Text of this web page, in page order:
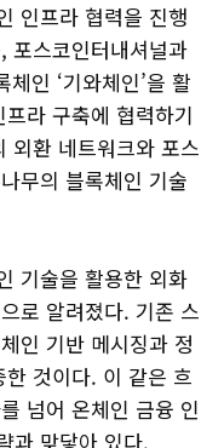
인프라 협력을 진행
포스코인터내셔널과
인 ‘기와체인’을 활
라 구축에 협력하기
외환 네트워크와 포스
무의 블록체인 기술
기술을 활용한 외화
로 알려졌다. 기존 스
인 기반 메시징과 정
것이다. 이 같은 흐
넘어 온체인 금융 인
과 맞닿아 있다.